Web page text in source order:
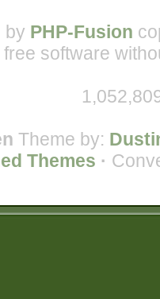
by PHP-Fusion
software
Theme by:
Themes ·